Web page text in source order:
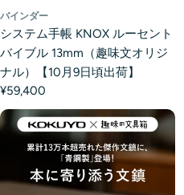
バインダー
システム手帳 KNOX ルーセント
バイブル 13mm（趣味文オリジ
ナル）【10月9日頃出荷】
¥59,400